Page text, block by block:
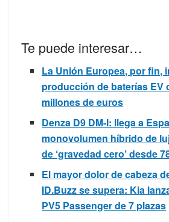
Te puede interesar…
La Unión Europea, por fin,
producción de baterías EV
millones de euros
Denza D9 DM-I: llega a
monovolumen híbrido de
de ‘gravedad cero’ desde
El mayor dolor de cabeza
ID.Buzz se supera: Kia
PV5 Passenger de 7 plazas